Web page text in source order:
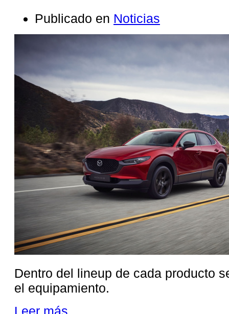
Publicado en Noticias
Dentro del lineup de cada producto
el equipamiento.
Leer más ...